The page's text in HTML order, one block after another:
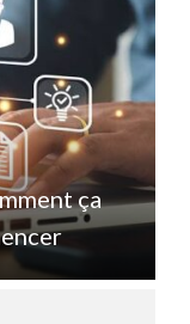
ça